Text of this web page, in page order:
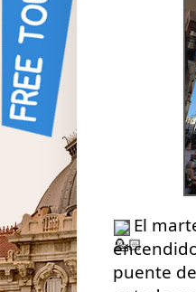
El
puente